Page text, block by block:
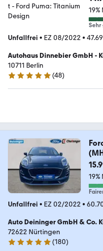
Sehr
Unfallfrei • EZ 08/2022 •
Autohaus Dinnebier GmbH -
10711 Berlin
5 Sterne
(48)
Unfallfrei • EZ 02/2022 •
Auto Deininger GmbH & Co.
72622 Nürtingen
5 Sterne
(180)